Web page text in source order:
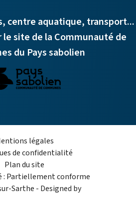
centre aquatique, transport...
site de la Communauté de
du Pays sabolien
légales
de confidentialité
Plan du site
: Partiellement conforme
Sarthe - Designed by